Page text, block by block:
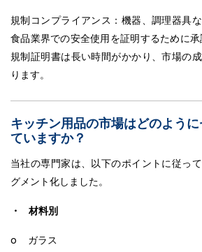
規制コンプライアンス：機器、調理器具な
食品業界での安全使用を証明するために
規制証明書は長い時間がかかり、市場の
ります。
キッチン用品の市場はどのよう
ていますか？
当社の専門家は、以下のポイントに従っ
グメント化しました。
・ 材料別
o ガラス